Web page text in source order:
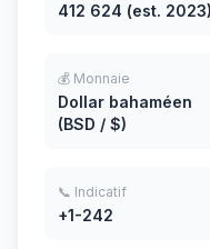
412 624 (est. 2023)
💰 Monnaie
Dollar bahaméen
(BSD / $)
📞 Indicatif
+1-242